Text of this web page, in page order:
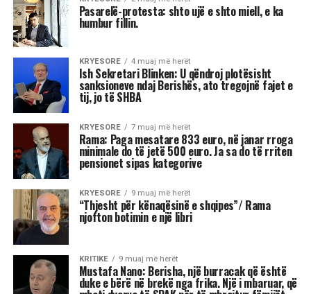
“Nderi i Kombit” Reshat Arbana, teksa festoi 85-
vjetorin e lindjes, mes emocionesh, kujtimesh
dhe lotësh, përcolli mesazhe të forta për
publikun në këtë stacion të jetës së tij.
“Jeta qenka tre ditë: e djeshmja, e sotmja dhe
e nesërmja. E nesërmja nuk dihet. Ta bëjmë
sot atë që kemi për të bërë, mos ta lemë për
nesër. Ta duam më shumë njëri-tjetrin. Ky
ishte stacioni im i 85-të. Po në iksha nga kjo
botë, zemra do më mbetet pas. Do iki me
pishmanllëkun e madh që nuk e pashë këtë